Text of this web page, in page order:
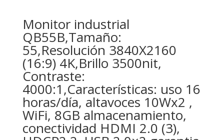
Monitor industrial
QB55B,Tamaño:
55,Resolución 3840X2160
(16:9) 4K,Brillo 3500nit,
Contraste:
4000:1,Características: uso 16
horas/día, altavoces 10Wx2 ,
WiFi, 8GB almacenamiento,
conectividad HDMI 2.0 (3),